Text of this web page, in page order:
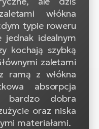
włókna
typie roweru
jednak idealnym
kochają szybką
zaletami
ramą z włókna
absorpcja
bardzo dobra
oraz niska
materiałami.